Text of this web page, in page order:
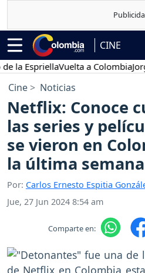
CINE
Vuelta a ColombiaJorge
Cine Noticias
Netflix: Conoce
las series y
se vieron en
la última semana
Por: Carlos Ernesto Espitia
Jue, 27 Jun 2024 8:54 am
Comparte en: